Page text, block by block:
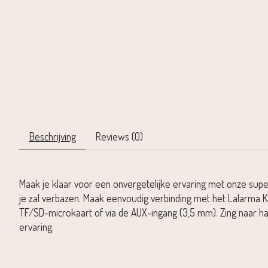
Beschrijving Reviews (0)
Maak je klaar voor een onvergetelijke ervaring met onze
je zal verbazen. Maak eenvoudig verbinding met het
TF/SD-microkaart of via de AUX-ingang (3,5 mm). Zing
ervaring.